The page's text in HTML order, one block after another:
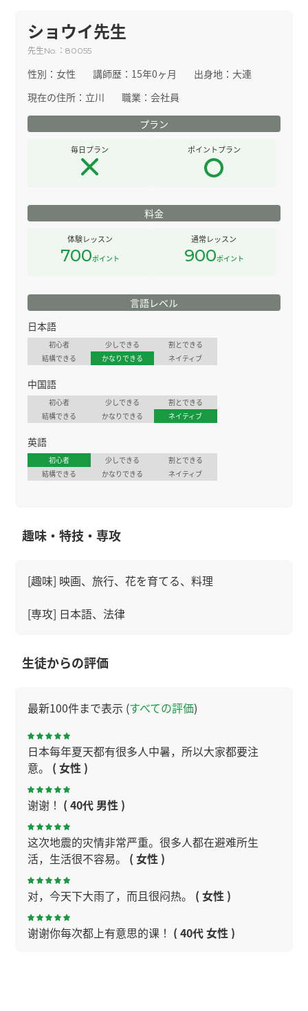
ショウイ先生
先生No. ：80055
性別：女性 講師歴： 15年0ヶ月 出身地： 大連
現在の住所： 立川 職業：会社員
プラン
毎日プラン ポイントプラン
料金
体験レッスン
700ポイント
通常レッスン
900ポイント
言語レベル
日本語
初心者 少しできる
割とできる
結構できる
かなりできる ネイティブ
中国語
初心者 少しできる
割とできる
結構できる
かなりできる ネイティブ
英語
初心者 少しできる
割とできる
結構できる
かなりできる ネイティブ
趣味・特技・専攻
[趣味] 映画、旅行、花を育てる、料理
[専攻] 日本語、法律
生徒からの評価
最新100件まで表示 (すべての評価)
日本每年夏天都有很多人中暑，所以大家都要注
意。 ( 女性 )
谢谢！ ( 40代 男性 )
这次地震的灾情非常严重。很多人都在避难所生
活，生活很不容易。 ( 女性 )
对，今天下大雨了，而且很闷热。 ( 女性 )
谢谢你每次都上有意思的课！ ( 40代 女性 )